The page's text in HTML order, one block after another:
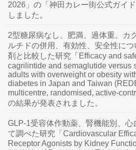
2026」の「神田カレー街公式ガイ
しました。
2型糖尿病なし、肥満、過体重、カ
ルチドの併用、有効性、安全性に
剤と比較した研究「Efficacy and
cagrilintide and semaglutide versus
adults with overweight or obesity
diabetes in Japan and Taiwan
multicentre, randomised, active-
の結果が発表されました。
GLP-1受容体作動薬、腎機能別、
て調べた研究「Cardiovascular
Receptor Agonists by Kidney